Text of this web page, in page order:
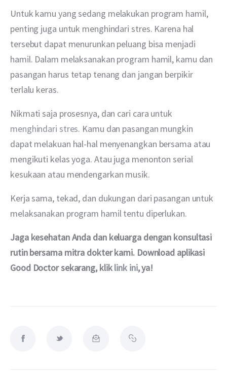
Untuk kamu yang sedang melakukan program hamil,
penting juga untuk menghindari stres. Karena hal
tersebut dapat menurunkan peluang bisa menjadi
hamil. Dalam melaksanakan program hamil, kamu dan
pasangan harus tetap tenang dan jangan berpikir
terlalu keras.
Nikmati saja prosesnya, dan cari cara untuk
menghindari stres. Kamu dan pasangan mungkin
dapat melakuan hal-hal menyenangkan bersama atau
mengikuti kelas yoga. Atau juga menonton serial
kesukaan atau mendengarkan musik.
Kerja sama, tekad, dan dukungan dari pasangan untuk
melaksanakan program hamil tentu diperlukan.
Jaga kesehatan Anda dan keluarga dengan konsultasi
rutin bersama mitra dokter kami. Download aplikasi
Good Doctor sekarang, klik link ini, ya!